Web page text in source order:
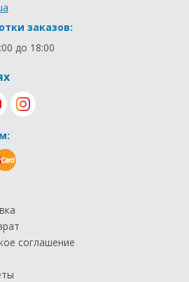
заказов:
до 18:00
соглашение